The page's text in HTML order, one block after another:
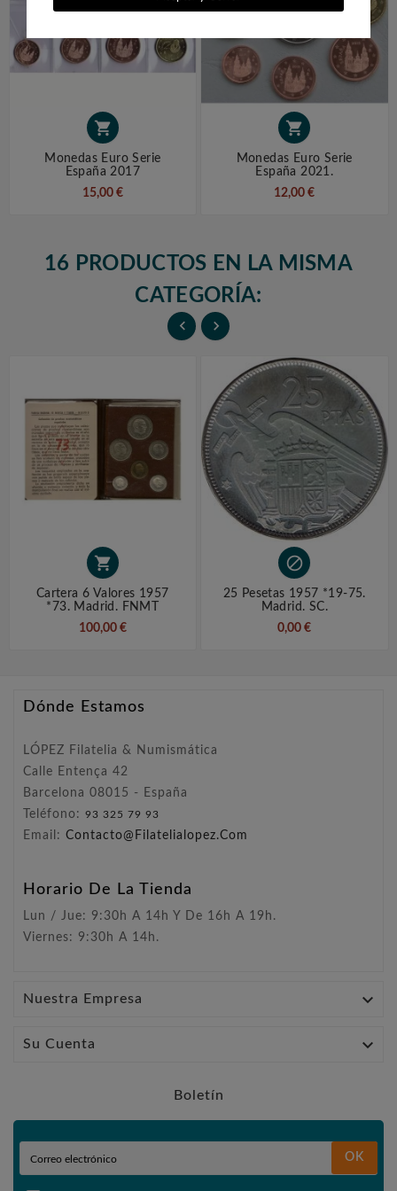

Monedas Euro Serie
España 2017
15,00 €

Monedas Euro Serie
España 2021.
12,00 €
16 PRODUCTOS EN LA MISMA
CATEGORÍA:
 

Cartera 6 Valores 1957
*73. Madrid. FNMT
100,00 €

25 Pesetas 1957 *19-75.
Madrid. SC.
0,00 €
Dónde Estamos
LÓPEZ Filatelia & Numismática
Calle Entença 42
Barcelona 08015 - España
Teléfono: 93 325 79 93
Email: Contacto@filatelialopez.com
Horario De La Tienda
Lun / Jue: 9:30h A 14h Y De 16h A 19h.
Viernes: 9:30h A 14h.
Nuestra Empresa 
Su Cuenta 
Boletín
OK